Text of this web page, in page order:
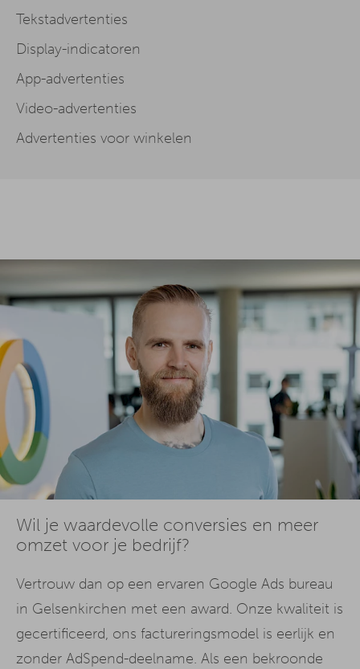
Tekstadvertenties
Display-indicatoren
App-advertenties
Video-advertenties
Advertenties voor winkelen
Wil je waardevolle conversies en meer
omzet voor je bedrijf?
Vertrouw dan op een ervaren Google Ads bureau
in Gelsenkirchen met een award. Onze kwaliteit is
gecertificeerd, ons factureringsmodel is eerlijk en
zonder AdSpend-deelname. Als een bekroonde